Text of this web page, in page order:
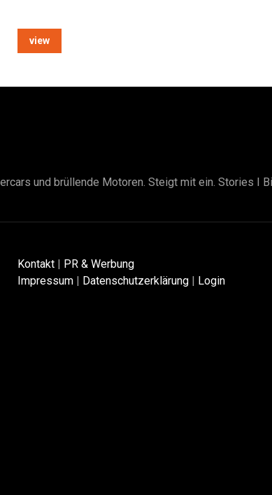
view
und brüllende Motoren. Steigt mit ein. Stories I
Kontakt | PR & Werbung
Impressum | Datenschutzerklärung | Login